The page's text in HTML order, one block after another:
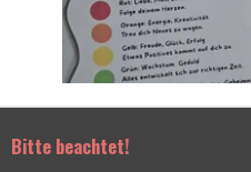
Bitte beachtet!